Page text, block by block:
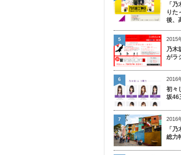
「
りた
後、
2015
乃木
がラ
5
2016
初々
坂46
6
2016
「
総力
7